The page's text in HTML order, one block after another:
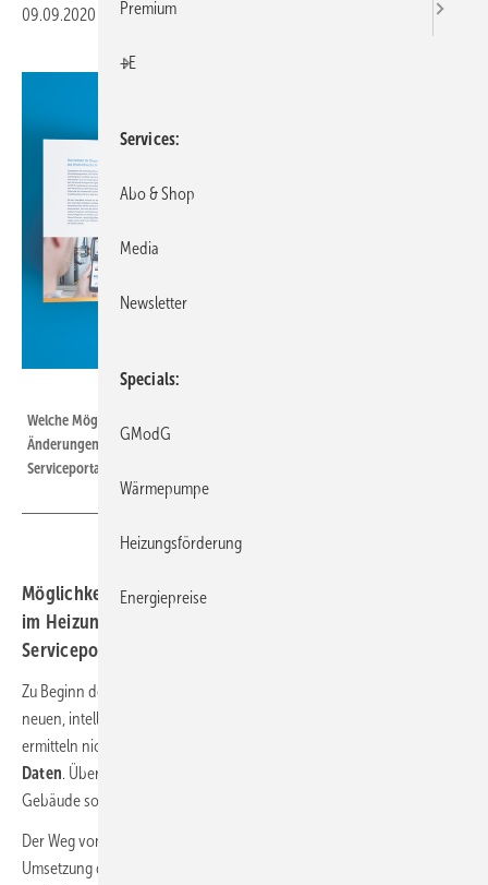
09.09.2020 Druckvorschau
Welche Möglichkeiten sich durch die Digitalisierung ergeben und welche
Änderungen damit einhergehen, darüber informiert das Whitepaper des
Serviceportals „Intelligent heizen“.
Möglichkeiten und Änderungen durch die Digitalisierung
im Heizungsbereich beschreibt das neue Whitepaper des
Serviceportals „Intelligent heizen“.
Zu Beginn des Jahres 2020 wurde der Startschuss für den Einbau von
neuen, intelligenten Stromzählern (Smart Meter) gegeben. Diese
ermitteln nicht nur den Stromverbrauch, sondern
Daten. Über eine sichere Kommunikations-Infrastruktur erhält das
Gebäude so Anforderungen aus dem Stromnetz in Echtzeit.
Der Weg von digitalen hin zu intelligenten Lösungen ist für die
Umsetzung der Energiewende von zentraler Bedeutung. Das
Premium
+E
Services
Abo & Shop
Media
Newsletter
Specials
GModG
Wärmepumpe
Heizungsförderung
Energiepreise